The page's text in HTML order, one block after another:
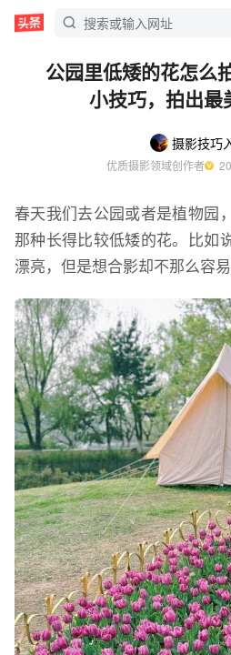
公园里低矮的花怎么
小技巧，拍出最
优质摄影领域创作者
春天我们去公园或者是植物园
那种长得比较低矮的花。比如
漂亮，但是想合影却不那么容易